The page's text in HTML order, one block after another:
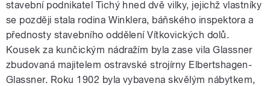
stavební podnikatel Tichý hned dvě vilky, jejichž vlastníky
se později stala rodina Winklera, báňského inspektora a
přednosty stavebního oddělení Vítkovických dolů.
Kousek za kunčickým nádražím byla zase vila Glassner
zbudovaná majitelem ostravské strojírny Elbertshagen-
Glassner. Roku 1902 byla vybavena skvělým nábytkem,